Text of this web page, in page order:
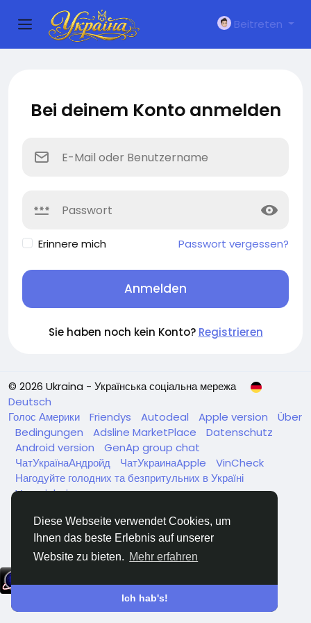
Diese Webseite verwendet Cookies, um
Ihnen das beste Erlebnis auf unserer
Website zu bieten. Mehr erfahren
Ich hab's!
Beitreten
Bei deinem Konto anmelden
Erinnere mich Passwort vergessen?
Anmelden
Sie haben noch kein Konto? Registrieren
© 2026 Ukraina - Українська соціальна мережа
Deutsch
Голос Америки
Friendys Autodeal Apple version
Über
Bedingungen
Adsline MarketPlace
Datenschutz
Android version
GenAp group chat
ЧатУкраїнаАндройд
ЧатУкраинаApple
VinCheck
Нагодуйте голодних та безпритульних в Україні
Verzeichnis